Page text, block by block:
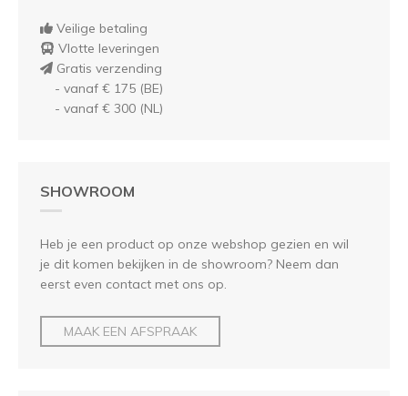
Veilige betaling
Vlotte leveringen
Gratis verzending
- vanaf € 175 (BE)
- vanaf € 300 (NL)
SHOWROOM
Heb je een product op onze webshop gezien en wil
je dit komen bekijken in de showroom? Neem dan
eerst even contact met ons op.
MAAK EEN AFSPRAAK